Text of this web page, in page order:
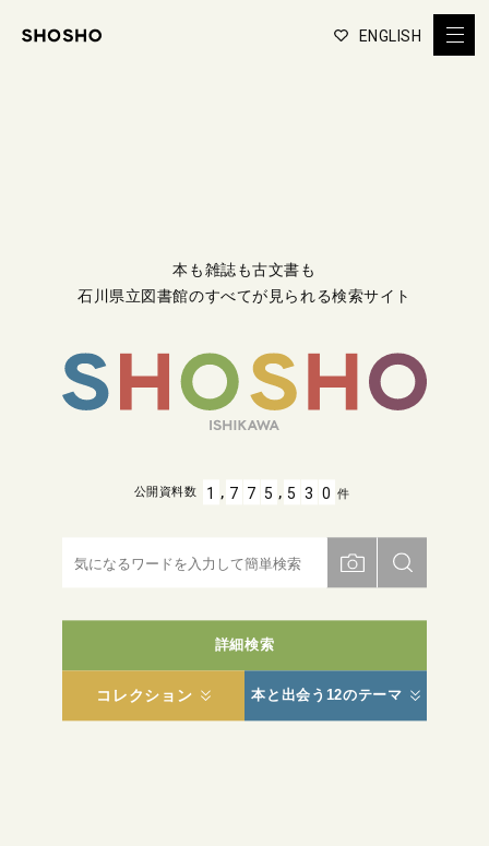
ENGLISH
本も雑誌も古文書も
石川県立図書館のすべてが見られる検索サイト
詳細検索
コレクション 本と出会う12のテーマ
公開資料数 1 , 7 7 5 , 5 3 0 件